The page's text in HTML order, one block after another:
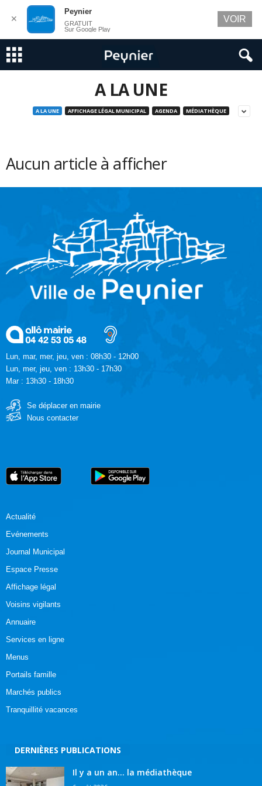
A LA UNE
A LA UNE AFFICHAGE LÉGAL MUNICIPAL AGENDA MÉDIATHÈQUE
Aucun article à afficher
Lun, mar, mer, jeu, ven : 08h30 - 12h00
Lun, mer, jeu, ven : 13h30 - 17h30
Mar : 13h30 - 18h30
Se déplacer en mairie
Nous contacter
Actualité
Evénements
Journal Municipal
Espace Presse
Affichage légal
Voisins vigilants
Annuaire
Services en ligne
Menus
Portails famille
Marchés publics
Tranquillité vacances
DERNIÈRES PUBLICATIONS
Il y a un an… la médiathèque
✕
Peynier
GRATUIT
Sur Google Play
VOIR